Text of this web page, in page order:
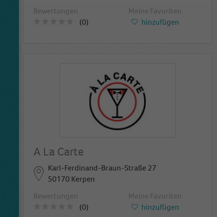
Bewertungen
(0)
Meine Favoriten
hinzufügen
A La Carte
Karl-Ferdinand-Braun-Straße 27
50170 Kerpen
Bewertungen
(0)
Meine Favoriten
hinzufügen
Name
Google Analytics
The cookie is used to calculate visitor,
session, campaign data and keep track of site
usage for the site's analytics report. The
cookies store information anonymously and
assign a randomly generated number to
identify unique visitors.
_gid
Anbieter Google Analytics
1 Tag